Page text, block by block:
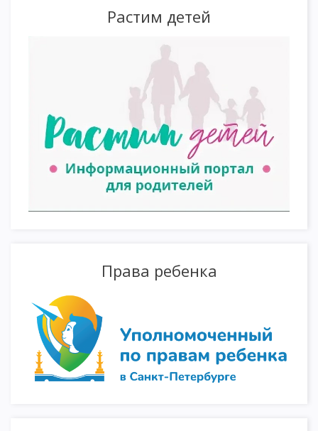
Растим детей
Права ребенка